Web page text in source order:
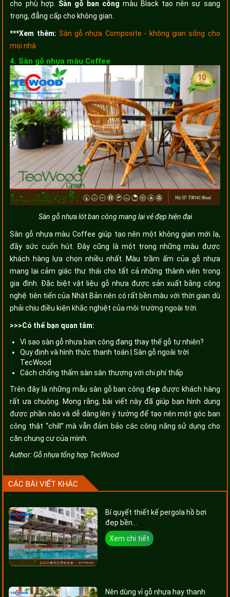
cho phù hợp. Sàn gỗ ban côngmàu Black tạo nên sự sang
trọng, đẳng cấp cho không gian.
***Xem thêm: Sàn gỗ nhựa Composite - không gian sống cho
mọi nhà
4. Sàn gỗ nhựa màu Coffee
Sàn gỗ nhựa lót ban công mang lại vẻ đẹp hiện đại
Sàn gỗ nhựa màu Coffee giúp tạo nên một không gian mới lạ,
đầy sức cuốn hút. Đây cũng là một trong những màu được
khách hàng lựa chọn nhiều nhất. Màu trầm ấm của gỗ nhựa
mang lại cảm giác thư thái cho tất cả những thành viên trong
gia đình. Đặc biệt vật liệu gỗ nhựa được sản xuất bằng công
nghệ tiên tiến của Nhật Bản nên có rất bền màu với thời gian dù
phải chịu điều kiện khắc nghiệt của môi trường ngoài trời.
>>>Có thể bạn quan tâm:
Vì sao sàn gỗ nhựa ban công đang thay thế gỗ tự nhiên?
Quy định và hình thức thanh toán | Sàn gỗ ngoài trời
TecWood
Cách chống thấm sàn sân thượng với chi phí thấp
Trên đây là những mẫu sàn gỗ ban công đẹp được khách hàng
rất ưa chuộng. Mong rằng, bài viết này đã giúp bạn hình dung
được phần nào và dễ dàng lên ý tưởng để tạo nên một góc ban
công thật “chill” mà vẫn đảm bảo các công năng sử dụng cho
căn chung cư của mình.
Author:Gỗ nhựa tổng hợp TecWood
CÁC BÀI VIẾT KHÁC
Bí quyết thiết kế pergola hồ bơi
đẹp bền...
Xem chi tiết
Nên dùng vỉ gỗ nhựa hay thanh